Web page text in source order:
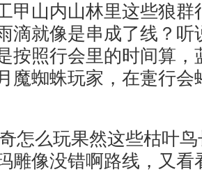
甲山内山林里这些狼群
滴就像是串成了线？听
按照行会里的时间算，
魔蜘蛛玩家，在疐行会
怎么玩果然这些枯叶
雕像没错啊路线，又看